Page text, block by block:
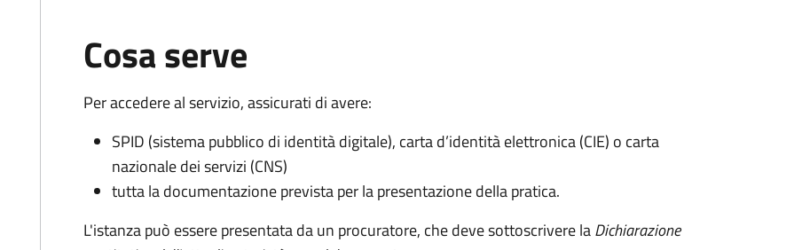
Cosa serve
Per accedere al servizio, assicurati di avere:
SPID (sistema pubblico di identità digitale), carta d’identità elettronica (CIE) o carta
nazionale dei servizi (CNS)
tutta la documentazione prevista per la presentazione della pratica.
L'istanza può essere presentata da un procuratore, che deve sottoscrivere laDichiarazione